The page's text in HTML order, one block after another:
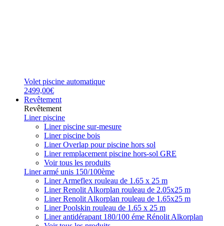
Volet piscine automatique
2499,00€
Revêtement
Revêtement
Liner piscine
Liner piscine sur-mesure
Liner piscine bois
Liner Overlap pour piscine hors sol
Liner remplacement piscine hors-sol GRE
Voir tous les produits
Liner armé unis 150/100ème
Liner Armeflex rouleau de 1.65 x 25 m
Liner Renolit Alkorplan rouleau de 2.05x25 m
Liner Renolit Alkorplan rouleau de 1.65x25 m
Liner Poolskin rouleau de 1.65 x 25 m
Liner antidérapant 180/100 éme Rénolit Alkorplan